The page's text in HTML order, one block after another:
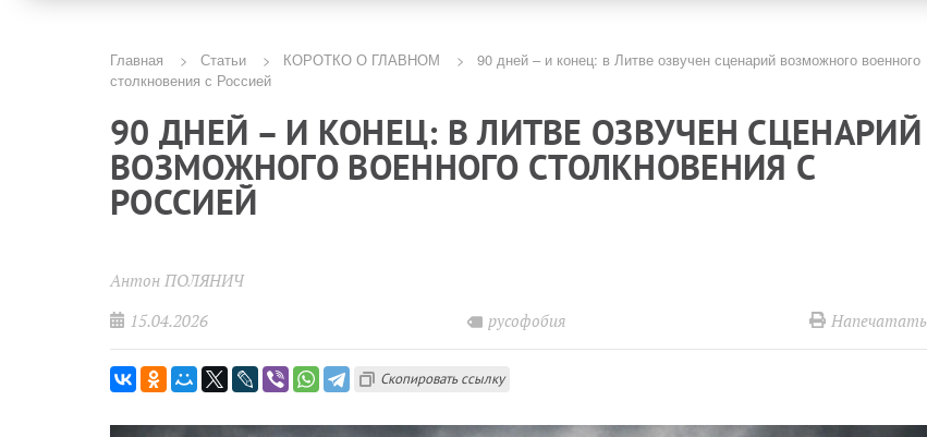
Строка
навигации
Главная Статьи КОРОТКО О ГЛАВНОМ
90 дней – и конец: в Литве озвучен сценарий возможного военного
столкновения с Россией
90 ДНЕЙ – И КОНЕЦ: В ЛИТВЕ ОЗВУЧЕН СЦЕНАРИЙ
ВОЗМОЖНОГО ВОЕННОГО СТОЛКНОВЕНИЯ С
РОССИЕЙ
Антон ПОЛЯНИЧ
15.04.2026
русофобия Напечатать
Скопировать ссылку